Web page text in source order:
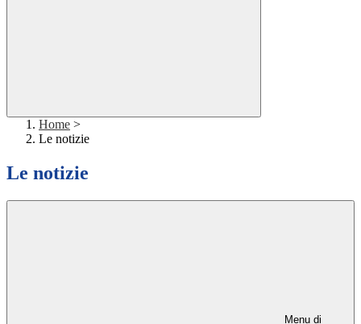
Home >
Le notizie
Le notizie
Menu di